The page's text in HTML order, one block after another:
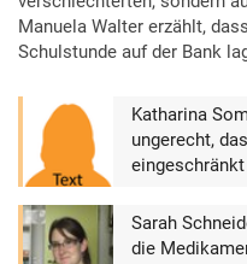
Manuela Walter erzählt,
Schulstunde auf der Bank
Katharina
ungerecht,
eingeschränkt
Sarah
die